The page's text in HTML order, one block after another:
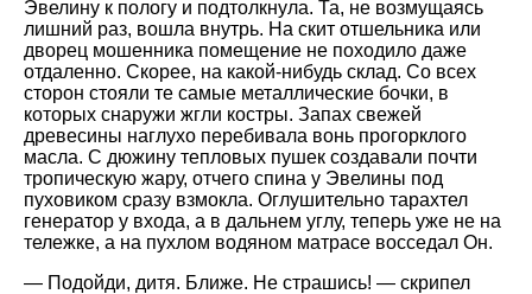
Эвелину к пологу и подтолкнула. Та, не возмущаясь
лишний раз, вошла внутрь. На скит отшельника или
дворец мошенника помещение не походило даже
отдаленно. Скорее, на какой-нибудь склад. Со всех
сторон стояли те самые металлические бочки, в
которых снаружи жгли костры. Запах свежей
древесины наглухо перебивала вонь прогорклого
масла. С дюжину тепловых пушек создавали почти
тропическую жару, отчего спина у Эвелины под
пуховиком сразу взмокла. Оглушительно тарахтел
генератор у входа, а в дальнем углу, теперь уже не на
тележке, а на пухлом водяном матрасе восседал Он.
— Подойди, дитя. Ближе. Не страшись! — скрипел